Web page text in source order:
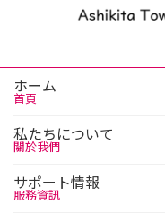
ホーム
首頁
私たちについて
關於我們
サポート情報
服務資訊